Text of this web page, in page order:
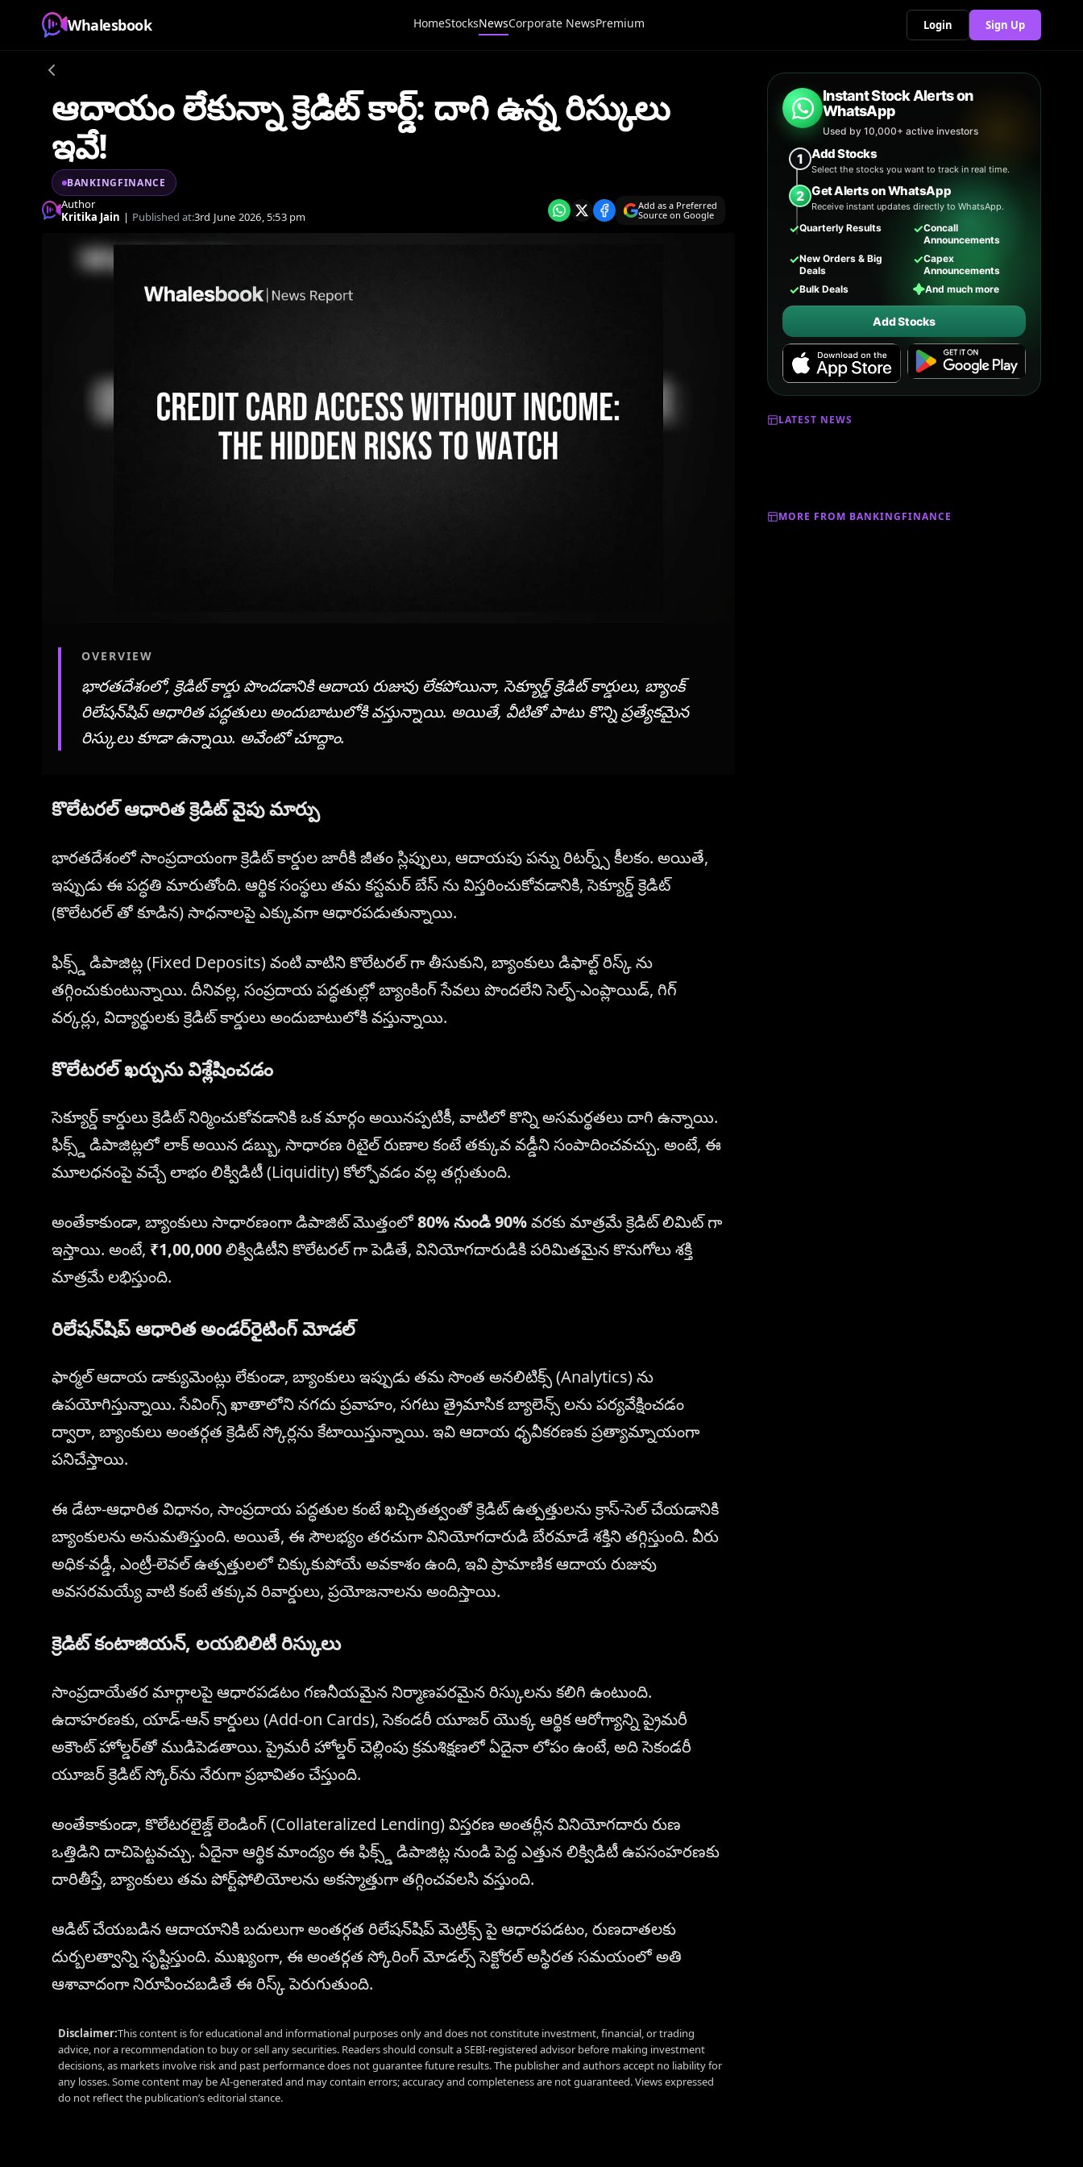
Whalesbook HomeStocksNewsCorporate NewsPremium Login Sign Up
ఆదాయం లేకున్నా క్రెడిట్ కార్డ్: దాగి ఉన్న రిస్కులు
ఇవే!
BANKINGFINANCE
Author
Kritika Jain | Published at:3rd June 2026, 5:53 pm
Add as a Preferred
Source on Google
OVERVIEW
భారతదేశంలో, క్రెడిట్ కార్డు పొందడానికి ఆదాయ రుజువు లేకపోయినా, సెక్యూర్డ్ క్రెడిట్ కార్డులు, బ్యాంక్
రిలేషన్‌షిప్ ఆధారిత పద్ధతులు అందుబాటులోకి వస్తున్నాయి. అయితే, వీటితో పాటు కొన్ని ప్రత్యేకమైన
రిస్కులు కూడా ఉన్నాయి. అవేంటో చూద్దాం.
కొలేటరల్ ఆధారిత క్రెడిట్ వైపు మార్పు
భారతదేశంలో సాంప్రదాయంగా క్రెడిట్ కార్డుల జారీకి జీతం స్లిప్పులు, ఆదాయపు పన్ను రిటర్న్స్ కీలకం. అయితే,
ఇప్పుడు ఈ పద్ధతి మారుతోంది. ఆర్థిక సంస్థలు తమ కస్టమర్ బేస్ ను విస్తరించుకోవడానికి, సెక్యూర్డ్ క్రెడిట్
(కొలేటరల్ తో కూడిన) సాధనాలపై ఎక్కువగా ఆధారపడుతున్నాయి.
ఫిక్స్డ్ డిపాజిట్ల (Fixed Deposits) వంటి వాటిని కొలేటరల్ గా తీసుకుని, బ్యాంకులు డిఫాల్ట్ రిస్క్ ను
తగ్గించుకుంటున్నాయి. దీనివల్ల, సంప్రదాయ పద్ధతుల్లో బ్యాంకింగ్ సేవలు పొందలేని సెల్ఫ్-ఎంప్లాయిడ్, గిగ్
వర్కర్లు, విద్యార్థులకు క్రెడిట్ కార్డులు అందుబాటులోకి వస్తున్నాయి.
కొలేటరల్ ఖర్చును విశ్లేషించడం
సెక్యూర్డ్ కార్డులు క్రెడిట్ నిర్మించుకోవడానికి ఒక మార్గం అయినప్పటికీ, వాటిలో కొన్ని అసమర్థతలు దాగి ఉన్నాయి.
ఫిక్స్డ్ డిపాజిట్లలో లాక్ అయిన డబ్బు, సాధారణ రిటైల్ రుణాల కంటే తక్కువ వడ్డీని సంపాదించవచ్చు. అంటే, ఈ
మూలధనంపై వచ్చే లాభం లిక్విడిటీ (Liquidity) కోల్పోవడం వల్ల తగ్గుతుంది.
అంతేకాకుండా, బ్యాంకులు సాధారణంగా డిపాజిట్ మొత్తంలో80% నుండి 90%వరకు మాత్రమే క్రెడిట్ లిమిట్ గా
ఇస్తాయి. అంటే, ₹1,00,000లిక్విడిటీని కొలేటరల్ గా పెడితే, వినియోగదారుడికి పరిమితమైన కొనుగోలు శక్తి
మాత్రమే లభిస్తుంది.
రిలేషన్‌షిప్ ఆధారిత అండర్‌రైటింగ్ మోడల్
ఫార్మల్ ఆదాయ డాక్యుమెంట్లు లేకుండా, బ్యాంకులు ఇప్పుడు తమ సొంత అనలిటిక్స్ (Analytics) ను
ఉపయోగిస్తున్నాయి. సేవింగ్స్ ఖాతాలోని నగదు ప్రవాహం, సగటు త్రైమాసిక బ్యాలెన్స్ లను పర్యవేక్షించడం
ద్వారా, బ్యాంకులు అంతర్గత క్రెడిట్ స్కోర్లను కేటాయిస్తున్నాయి. ఇవి ఆదాయ ధృవీకరణకు ప్రత్యామ్నాయంగా
పనిచేస్తాయి.
ఈ డేటా-ఆధారిత విధానం, సాంప్రదాయ పద్ధతుల కంటే ఖచ్చితత్వంతో క్రెడిట్ ఉత్పత్తులను క్రాస్-సెల్ చేయడానికి
బ్యాంకులను అనుమతిస్తుంది. అయితే, ఈ సౌలభ్యం తరచుగా వినియోగదారుడి బేరమాడే శక్తిని తగ్గిస్తుంది. వీరు
అధిక-వడ్డీ, ఎంట్రీ-లెవల్ ఉత్పత్తులలో చిక్కుకుపోయే అవకాశం ఉంది, ఇవి ప్రామాణిక ఆదాయ రుజువు
అవసరమయ్యే వాటి కంటే తక్కువ రివార్డులు, ప్రయోజనాలను అందిస్తాయి.
క్రెడిట్ కంటాజియన్, లయబిలిటీ రిస్కులు
సాంప్రదాయేతర మార్గాలపై ఆధారపడటం గణనీయమైన నిర్మాణపరమైన రిస్కులను కలిగి ఉంటుంది.
ఉదాహరణకు, యాడ్-ఆన్ కార్డులు (Add-on Cards), సెకండరీ యూజర్ యొక్క ఆర్థిక ఆరోగ్యాన్ని ప్రైమరీ
అకౌంట్ హోల్డర్‌తో ముడిపెడతాయి. ప్రైమరీ హోల్డర్ చెల్లింపు క్రమశిక్షణలో ఏదైనా లోపం ఉంటే, అది సెకండరీ
యూజర్ క్రెడిట్ స్కోర్‌ను నేరుగా ప్రభావితం చేస్తుంది.
అంతేకాకుండా, కొలేటరలైజ్డ్ లెండింగ్ (Collateralized Lending) విస్తరణ అంతర్లీన వినియోగదారు రుణ
ఒత్తిడిని దాచిపెట్టవచ్చు. ఏదైనా ఆర్థిక మాంద్యం ఈ ఫిక్స్డ్ డిపాజిట్ల నుండి పెద్ద ఎత్తున లిక్విడిటీ ఉపసంహరణకు
దారితీస్తే, బ్యాంకులు తమ పోర్ట్‌ఫోలియోలను అకస్మాత్తుగా తగ్గించవలసి వస్తుంది.
ఆడిట్ చేయబడిన ఆదాయానికి బదులుగా అంతర్గత రిలేషన్‌షిప్ మెట్రిక్స్ పై ఆధారపడటం, రుణదాతలకు
దుర్బలత్వాన్ని సృష్టిస్తుంది. ముఖ్యంగా, ఈ అంతర్గత స్కోరింగ్ మోడల్స్ సెక్టోరల్ అస్థిరత సమయంలో అతి
ఆశావాదంగా నిరూపించబడితే ఈ రిస్క్ పెరుగుతుంది.
Disclaimer:This content is for educational and informational purposes only and does not constitute investment, financial, or trading
advice, nor a recommendation to buy or sell any securities. Readers should consult a SEBI-registered advisor before making investment
decisions, as markets involve risk and past performance does not guarantee future results. The publisher and authors accept no liability for
any losses. Some content may be AI-generated and may contain errors; accuracy and completeness are not guaranteed. Views expressed
do not reflect the publication’s editorial stance.
Instant Stock Alerts on
WhatsApp
Used by 10,000+ active investors
1 Add Stocks
Select the stocks you want to track in real time.
2 Get Alerts on WhatsApp
Receive instant updates directly to WhatsApp.
✓Quarterly Results ✓Concall
Announcements
✓New Orders & Big
Deals
✓Capex
Announcements
✓Bulk Deals ✦And much more
Add Stocks
LATEST NEWS
MORE FROM BANKINGFINANCE